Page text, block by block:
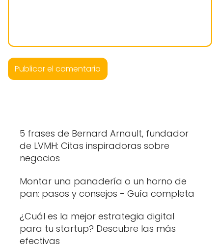
5 frases de Bernard Arnault, fundador
de LVMH: Citas inspiradoras sobre
negocios
Montar una panadería o un horno de
pan: pasos y consejos - Guía completa
¿Cuál es la mejor estrategia digital
para tu startup? Descubre las más
efectivas